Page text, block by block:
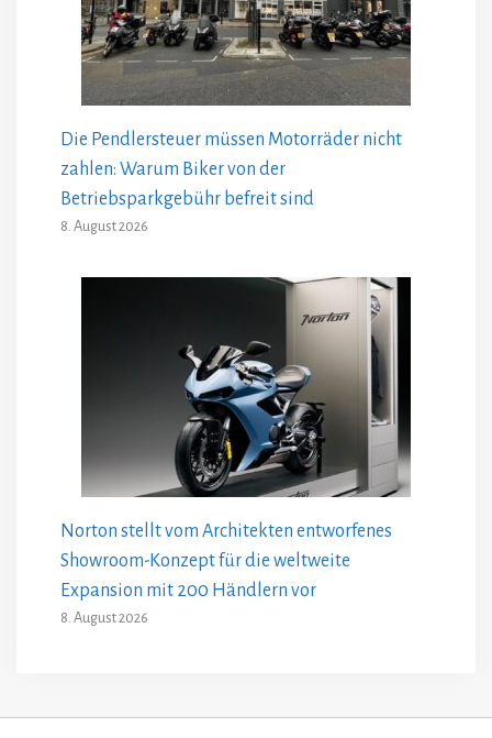
Die Pendlersteuer müssen Motorräder nicht
zahlen: Warum Biker von der
Betriebsparkgebühr befreit sind
8. August 2026
Norton stellt vom Architekten entworfenes
Showroom-Konzept für die weltweite
Expansion mit 200 Händlern vor
8. August 2026